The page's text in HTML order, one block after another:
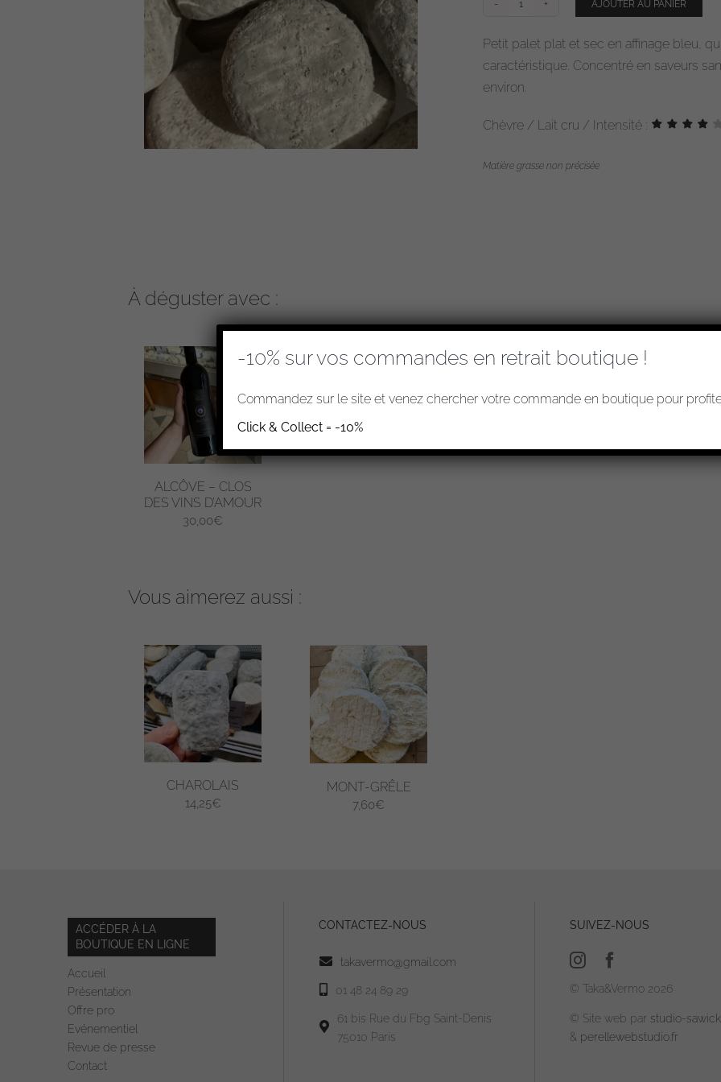
de
Picodon
AJOUTER AU PANIER
Petit palet plat et sec en affinage bleu,
caractéristique. Concentré en saveurs
environ.
Chèvre / Lait cru / Intensité :
Matière grasse non précisée
À déguster avec :
ALCÔVE – CLOS
DES VINS D’AMOUR
30,00€
Vous aimerez aussi :
CHAROLAIS
14,25€
MONT-GRÊLE
7,60€
ACCÉDER À LA
BOUTIQUE EN LIGNE
Accueil
Présentation
Offre pro
Evénementiel
Revue de presse
Contact
CONTACTEZ-NOUS
takavermo@gmail.com
01 48 24 89 29
61 bis Rue du Fbg Saint-Denis
75010 Paris
SUIVEZ-NOUS
© Taka&Vermo 2026
© Site web par studio-
& perellewebstudio.fr
-10% sur vos commandes en retrait boutique !
Commandez sur le site et venez chercher votre commande en boutique pour
Click & Collect = -10%